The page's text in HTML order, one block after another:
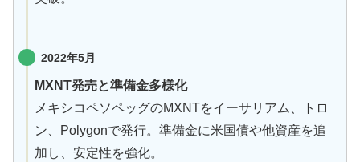
2022年5月
MXNT発売と準備金多様化
メキシコペソペッグのMXNTをイーサリアム、トロ
ン、Polygonで発行。準備金に米国債や他資産を追
加し、安定性を強化。